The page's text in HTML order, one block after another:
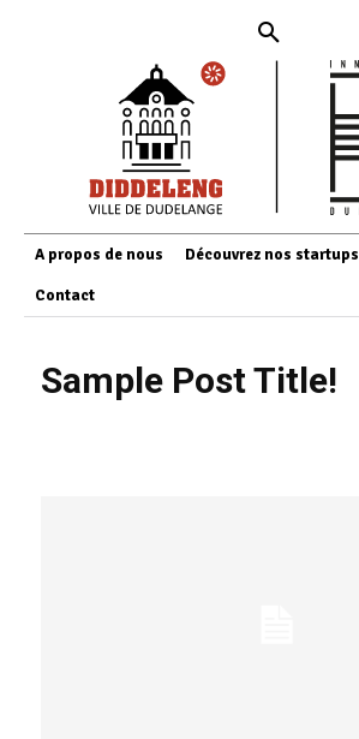
A propos de nous Découvrez nos startups
Contact
Sample Post Title!